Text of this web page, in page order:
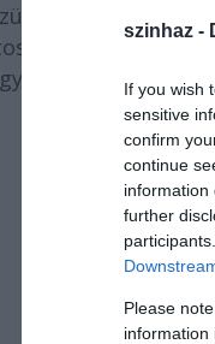
szinhaz -
If you wish
sensitive
confirm
continue
information
further
Please
information
Pulitzer-
forgó
jelzi, ahogy a